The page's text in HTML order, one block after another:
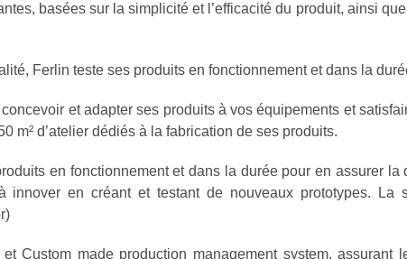
basées sur la simplicité et l’efficacité du produit, ainsi
Ferlin teste ses produits en fonctionnement et dans la
et adapter ses produits à vos équipements et
m² d’atelier dédiés à la fabrication de ses produits.
en fonctionnement et dans la durée pour en assurer
innover en créant et testant de nouveaux prototypes.
Custom made production management system,